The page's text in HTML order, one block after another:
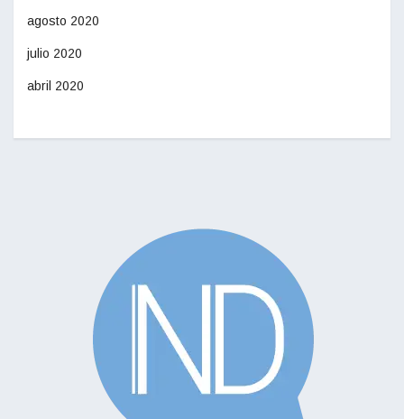
agosto 2020
julio 2020
abril 2020